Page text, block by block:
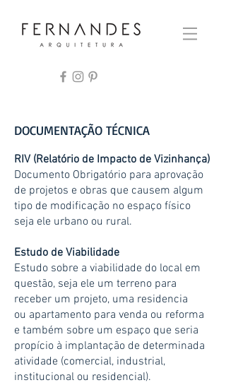
DOCUMENTAÇÃO TÉCNICA
RIV (Relatório de Impacto de Vizinhança)
Documento Obrigatório para aprovação
de projetos e obras que causem algum
tipo de modificação no espaço físico
seja ele urbano ou rural.
Estudo de Viabilidade
Estudo sobre a viabilidade do local em
questão, seja ele um terreno para
receber um projeto, uma residencia
ou apartamento para venda ou reforma
e também sobre um espaço que seria
propício à implantação de determinada
atividade (comercial, industrial,
institucional ou residencial).